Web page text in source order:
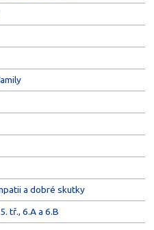
a dobré skutky
tř., 6.A a 6.B